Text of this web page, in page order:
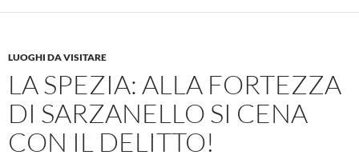
LUOGHI DA VISITARE
LA SPEZIA: ALLA FORTEZZA
DI SARZANELLO SI CENA
CON IL DELITTO!